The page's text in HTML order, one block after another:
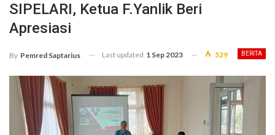
SIPELARI, Ketua F.Yanlik Beri
Apresiasi
BERITA
By Pemred Saptarius Last updated 1 Sep 2023 529